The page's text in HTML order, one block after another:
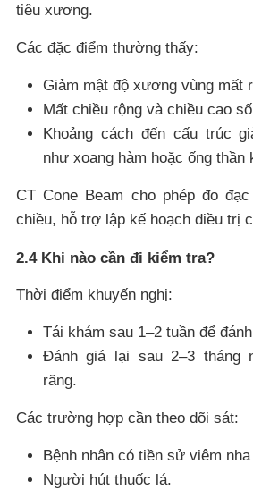
tiêu xương.
Các đặc điểm thường thấy:
Giảm mật độ xương vùng mất
Mất chiều rộng và chiều cao
Khoảng cách đến cấu trúc
như xoang hàm hoặc ống thần
CT Cone Beam cho phép đo
chiều, hỗ trợ lập kế hoạch điều trị
2.4 Khi nào cần đi kiểm tra?
Thời điểm khuyến nghị:
Tái khám sau 1–2 tuần để
Đánh giá lại sau 2–3 tháng
răng.
Các trường hợp cần theo dõi sát:
Bệnh nhân có tiền sử viêm
Người hút thuốc lá.